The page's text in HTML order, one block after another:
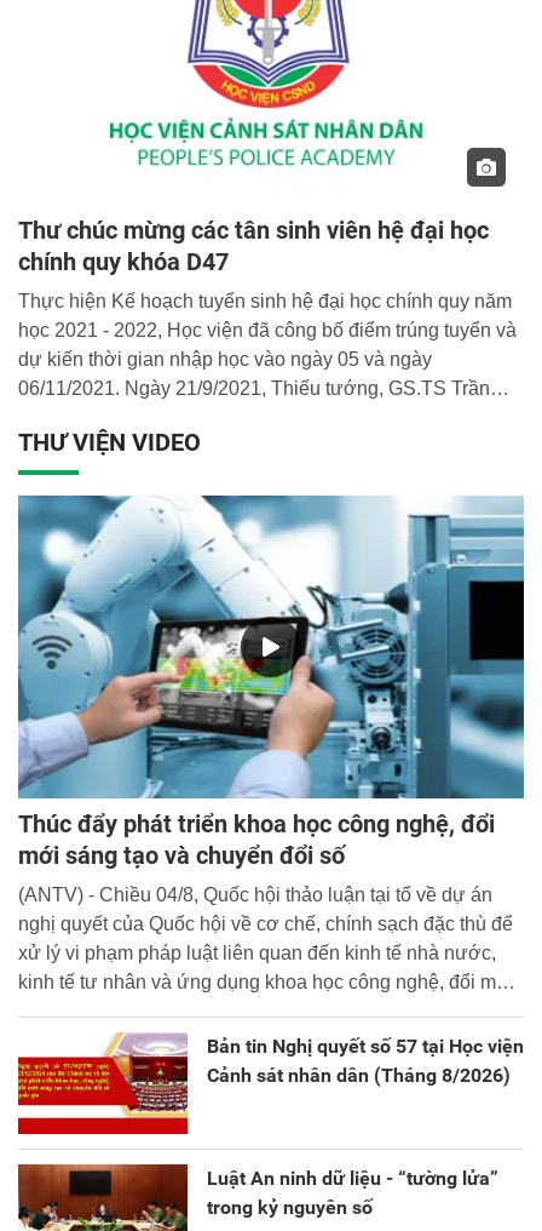
Thư chúc mừng các tân sinh viên hệ đại học
chính quy khóa D47
Thực hiện Kế hoạch tuyển sinh hệ đại học chính quy năm
học 2021 - 2022, Học viện đã công bố điểm trúng tuyển và
dự kiến thời gian nhập học vào ngày 05 và ngày
06/11/2021. Ngày 21/9/2021, Thiếu tướng, GS.TS Trần
gửi tới toàn thể các em học sinh trúng tuyển vào Học viện.
Ban Biên tập Cổng Thông tin điện tử Học viện xin trân
trọng giới thiệu toàn văn Thư chúc mừng của đồng chí
Giám đốc Học viện.
THƯ VIỆN VIDEO
Thúc đẩy phát triển khoa học công nghệ, đổi
mới sáng tạo và chuyển đổi số
(ANTV) - Chiều 04/8, Quốc hội thảo luận tại tổ về dự án
nghị quyết của Quốc hội về cơ chế, chính sạch đặc thù để
xử lý vi phạm pháp luật liên quan đến kinh tế nhà nước,
kinh tế tư nhân và ứng dụng khoa học công nghệ, đổi mới
sáng tạo và chuyển đổi số.
Bản tin Nghị quyết số 57 tại Học viện
Cảnh sát nhân dân (Tháng 8/2026)
Luật An ninh dữ liệu - “tường lửa”
trong kỷ nguyên số